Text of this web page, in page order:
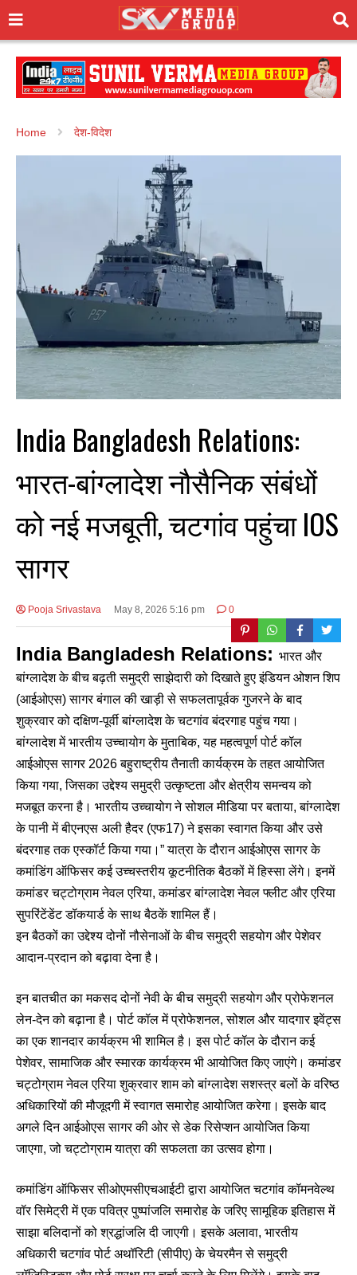
Home देश-विदेश
India Bangladesh Relations:
भारत-बांग्लादेश नौसैनिक संबंधों
को नई मजबूती, चटगांव पहुंचा IOS
सागर
Pooja Srivastava May 8, 2026 5:16 pm 0
India Bangladesh Relations: भारत और
बांग्लादेश के बीच बढ़ती समुद्री साझेदारी को दिखाते हुए इंडियन ओशन शिप
(आईओएस) सागर बंगाल की खाड़ी से सफलतापूर्वक गुजरने के बाद
शुक्रवार को दक्षिण-पूर्वी बांग्लादेश के चटगांव बंदरगाह पहुंच गया।
बांग्लादेश में भारतीय उच्चायोग के मुताबिक, यह महत्वपूर्ण पोर्ट कॉल
आईओएस सागर 2026 बहुराष्ट्रीय तैनाती कार्यक्रम के तहत आयोजित
किया गया, जिसका उद्देश्य समुद्री उत्कृष्टता और क्षेत्रीय समन्वय को
मजबूत करना है। भारतीय उच्चायोग ने सोशल मीडिया पर बताया, बांग्लादेश
के पानी में बीएनएस अली हैदर (एफ17) ने इसका स्वागत किया और उसे
बंदरगाह तक एस्कॉर्ट किया गया।” यात्रा के दौरान आईओएस सागर के
कमांडिंग ऑफिसर कई उच्चस्तरीय कूटनीतिक बैठकों में हिस्सा लेंगे। इनमें
कमांडर चट्टोग्राम नेवल एरिया, कमांडर बांग्लादेश नेवल फ्लीट और एरिया
सुपरिंटेंडेंट डॉकयार्ड के साथ बैठकें शामिल हैं।
इन बैठकों का उद्देश्य दोनों नौसेनाओं के बीच समुद्री सहयोग और पेशेवर
आदान-प्रदान को बढ़ावा देना है।
इन बातचीत का मकसद दोनों नेवी के बीच समुद्री सहयोग और प्रोफेशनल
लेन-देन को बढ़ाना है। पोर्ट कॉल में प्रोफेशनल, सोशल और यादगार इवेंट्स
का एक शानदार कार्यक्रम भी शामिल है। इस पोर्ट कॉल के दौरान कई
पेशेवर, सामाजिक और स्मारक कार्यक्रम भी आयोजित किए जाएंगे। कमांडर
चट्टोग्राम नेवल एरिया शुक्रवार शाम को बांग्लादेश सशस्त्र बलों के वरिष्ठ
अधिकारियों की मौजूदगी में स्वागत समारोह आयोजित करेगा। इसके बाद
अगले दिन आईओएस सागर की ओर से डेक रिसेप्शन आयोजित किया
जाएगा, जो चट्टोग्राम यात्रा की सफलता का उत्सव होगा।
कमांडिंग ऑफिसर सीओएमसीएचआईटी द्वारा आयोजित चटगांव कॉमनवेल्थ
वॉर सिमेट्री में एक पवित्र पुष्पांजलि समारोह के जरिए सामूहिक इतिहास में
साझा बलिदानों को श्रद्धांजलि दी जाएगी। इसके अलावा, भारतीय
अधिकारी चटगांव पोर्ट अथॉरिटी (सीपीए) के चेयरमैन से समुद्री